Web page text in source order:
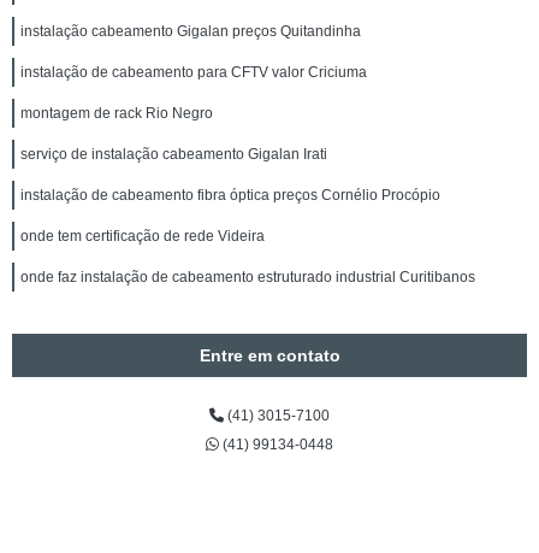
instalação cabeamento Gigalan preços Quitandinha
instalação de cabeamento para CFTV valor Criciuma
montagem de rack Rio Negro
serviço de instalação cabeamento Gigalan Irati
instalação de cabeamento fibra óptica preços Cornélio Procópio
onde tem certificação de rede Videira
onde faz instalação de cabeamento estruturado industrial Curitibanos
Entre em contato
(41) 3015-7100
(41) 99134-0448